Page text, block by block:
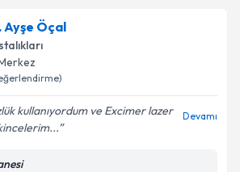
Ayşe Öçal
kullanıyordum ve Excimer lazer
Devamı